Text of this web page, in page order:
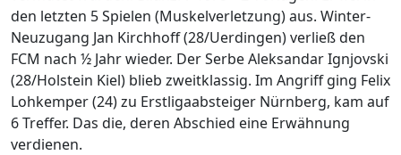
den letzten 5 Spielen (Muskelverletzung) aus. Winter-
Neuzugang Jan Kirchhoff (28/Uerdingen) verließ den
FCM nach ½ Jahr wieder. Der Serbe Aleksandar Ignjovski
(28/Holstein Kiel) blieb zweitklassig. Im Angriff ging Felix
Lohkemper (24) zu Erstligaabsteiger Nürnberg, kam auf
6 Treffer. Das die, deren Abschied eine Erwähnung
verdienen.